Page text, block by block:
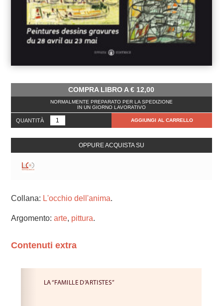
COMPRA LIBRO A€ 12,00
NORMALMENTE PREPARATO PER LA SPEDIZIONE
IN UN GIORNO LAVORATIVO
QUANTITÀ AGGIUNGI AL CARRELLO
OPPURE ACQUISTA SU
Collana: L'occhio dell'anima.
Argomento: arte, pittura.
Contenuti extra